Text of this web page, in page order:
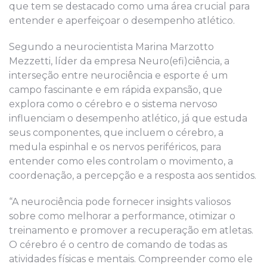
que tem se destacado como uma área crucial para
entender e aperfeiçoar o desempenho atlético.
Segundo a neurocientista Marina Marzotto
Mezzetti, líder da empresa Neuro(efi)ciência, a
interseção entre neurociência e esporte é um
campo fascinante e em rápida expansão, que
explora como o cérebro e o sistema nervoso
influenciam o desempenho atlético, já que estuda
seus componentes, que incluem o cérebro, a
medula espinhal e os nervos periféricos, para
entender como eles controlam o movimento, a
coordenação, a percepção e a resposta aos sentidos.
“A neurociência pode fornecer insights valiosos
sobre como melhorar a performance, otimizar o
treinamento e promover a recuperação em atletas.
O cérebro é o centro de comando de todas as
atividades físicas e mentais. Compreender como ele